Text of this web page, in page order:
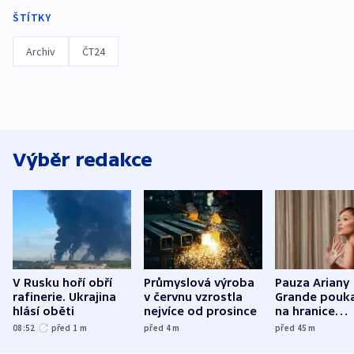
ŠTÍTKY
Archiv ČT24
Výběr redakce
V Rusku hoří obří
rafinerie. Ukrajina
hlásí oběti
08:52 před 1 m
Průmyslová výroba
v červnu vzrostla
nejvíce od prosince
před 4m
Pauza Ariany
Grande
na hranice
před 45m